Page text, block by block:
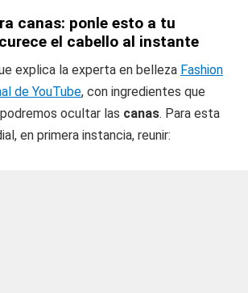
canas: ponle esto a tu
el cabello al instante
explica la experta en belleza Fashion
de YouTube, con ingredientes que
ocultar las canas. Para esta
en primera instancia, reunir: